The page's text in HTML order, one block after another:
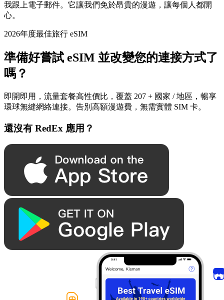
我跟上電子郵件。它讓我們免於昂貴的漫遊，讓每個人都開
心。
2026年度最佳旅行 eSIM
準備好嘗試 eSIM 並改變您的連接方式了
嗎？
即開即用，流量套餐高性價比，覆蓋 207 + 國家 / 地區，暢享
環球無縫網絡連接。告別高額漫遊費，無需實體 SIM 卡。
還沒有 RedEx 應用？